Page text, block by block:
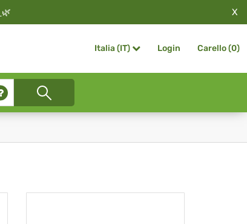
🌿 X
Italia (IT) Login Carello (0)